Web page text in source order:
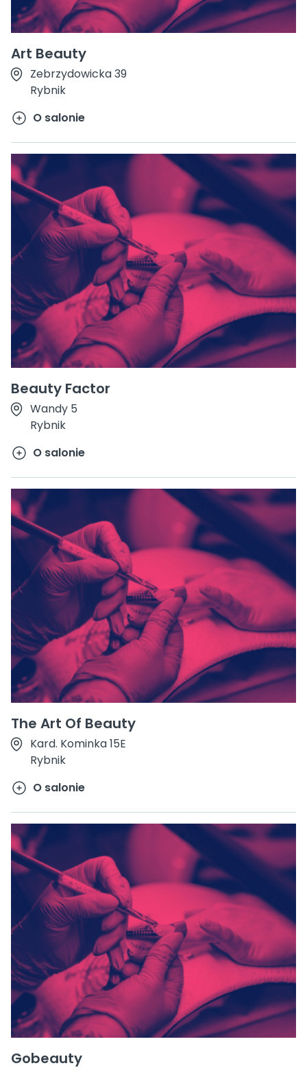
Art Beauty
Zebrzydowicka 39
Rybnik
O salonie
Beauty Factor
Wandy 5
Rybnik
O salonie
The Art Of Beauty
Kard. Kominka 15E
Rybnik
O salonie
Gobeauty